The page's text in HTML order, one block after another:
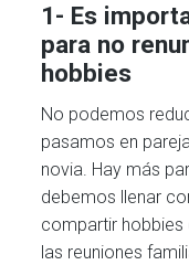
1- Es
para no
hobbies
No podemos
pasamos en
novia. Hay más
debemos llenar
compartir hobbies
las reuniones